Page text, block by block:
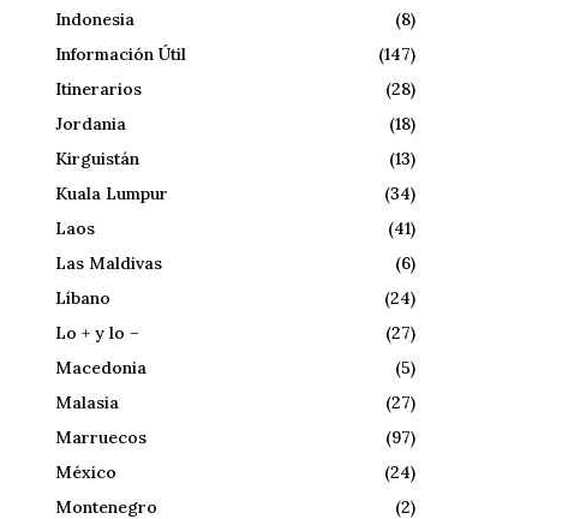
Indonesia
(8)
Información Útil
(147)
Itinerarios
(28)
Jordania
(18)
Kirguistán
(13)
Kuala Lumpur
(34)
Laos
(41)
Las Maldivas
(6)
Líbano
(24)
Lo + y lo –
(27)
Macedonia
(5)
Malasia
(27)
Marruecos
(97)
México
(24)
Montenegro
(2)